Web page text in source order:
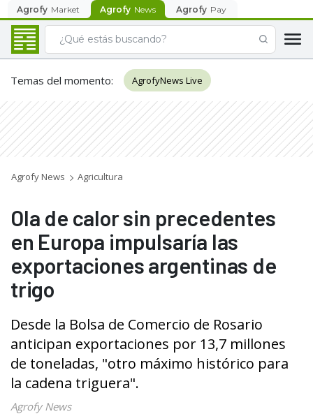
Agrofy Market Agrofy News Agrofy Pay
Temas del momento: AgrofyNews Live
Agrofy News Agricultura
Ola de calor sin precedentes
en Europa impulsaría las
exportaciones argentinas de
trigo
Desde la Bolsa de Comercio de Rosario
anticipan exportaciones por 13,7 millones
de toneladas, "otro máximo histórico para
la cadena triguera".
Agrofy News